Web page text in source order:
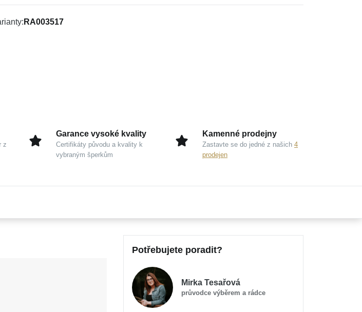
RA003517
z
Garance vysoké kvality
Certifikáty původu a kvality k
vybraným šperkům
Kamenné prodejny
Zastavte se do jedné z našich 4
prodejen
Potřebujete poradit?
Mirka Tesařová
průvodce výběrem a rádce